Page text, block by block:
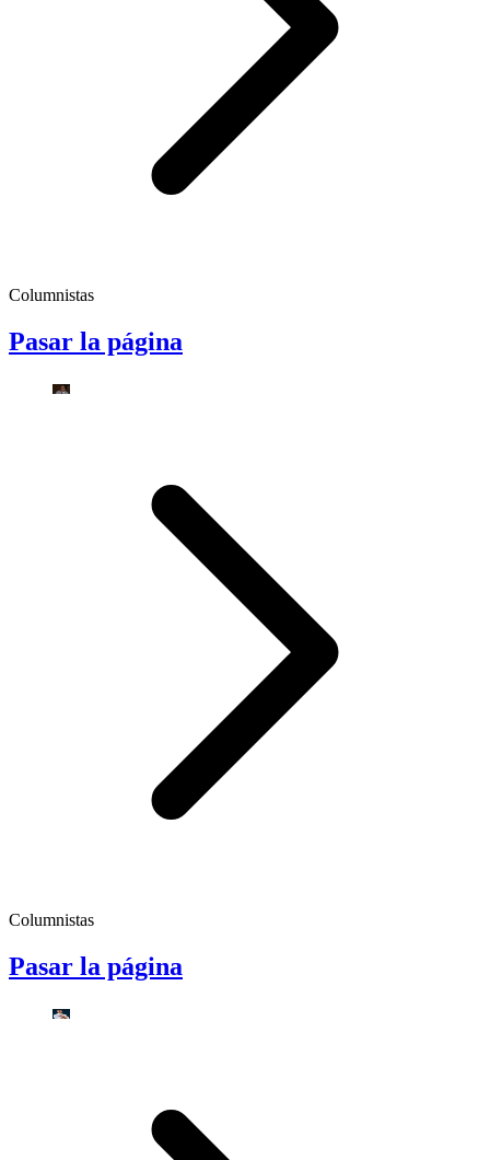
Columnistas
Pasar la página
Columnistas
Pasar la página